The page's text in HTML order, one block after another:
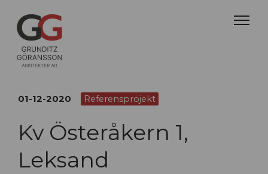
01-12-2020 Referensprojekt
Kv Österåkern 1,
Leksand